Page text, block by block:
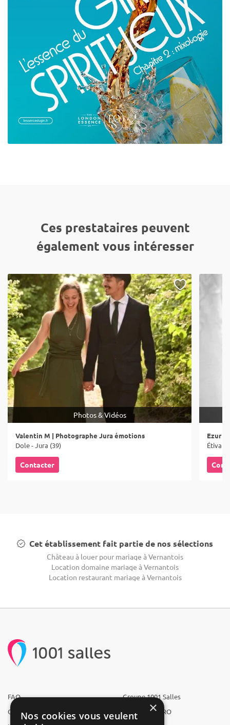
Ces prestataires peuvent
également vous intéresser
Photos & Vidéos
Valentin M | Photographe Jura émotions
Dole - Jura (39)
Contacter
Ezur
Étival -
Cet établissement fait partie de nos sélections
Château à louer pour mariage à Vernantois
Location domaine mariage à Vernantois
Location restaurant mariage à Vernantois
FAQ
Qui sommes-nous ?
Groupe 1001 Salles
1001 Salles PRO
×
Nos cookies vous veulent